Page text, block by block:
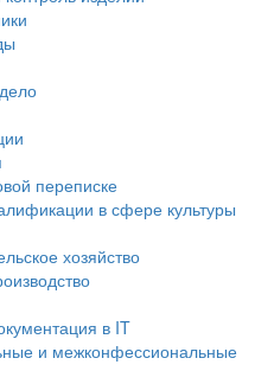
переписке
в сфере культуры
хозяйство
в IT
и межконфессиональные